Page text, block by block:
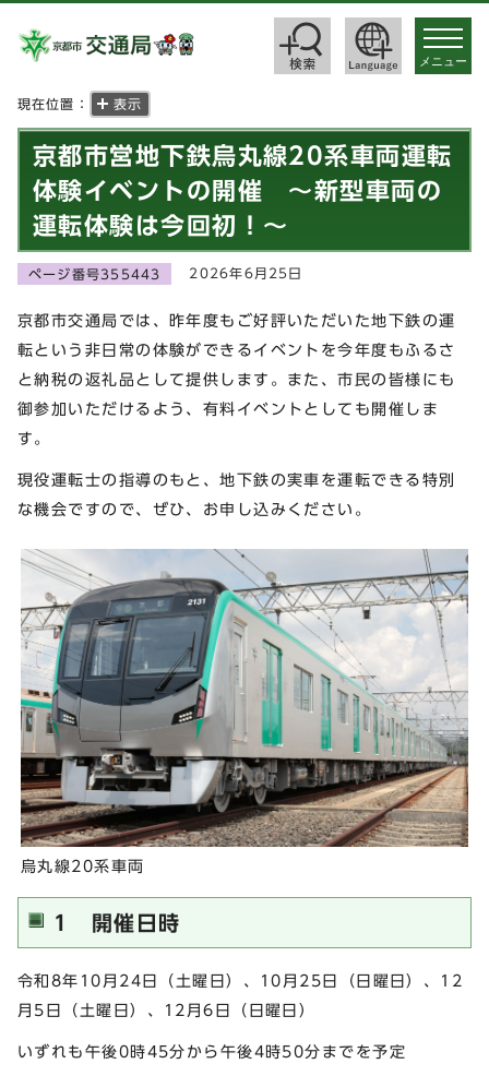
toggle
メニュー
現在位置： 表示
京都市営地下鉄烏丸線20系車両運転
体験イベントの開催 ～新型車両の
運転体験は今回初！～
ページ番号355443 2026年6月25日
京都市交通局では、昨年度もご好評いただいた地下鉄の運
転という非日常の体験ができるイベントを今年度もふるさ
と納税の返礼品として提供します。また、市民の皆様にも
御参加いただけるよう、有料イベントとしても開催しま
す。
現役運転士の指導のもと、地下鉄の実車を運転できる特別
な機会ですので、ぜひ、お申し込みください。
烏丸線20系車両
1 開催日時
令和8年10月24日（土曜日）、10月25日（日曜日）、12
月5日（土曜日）、12月6日（日曜日）
いずれも午後0時45分から午後4時50分までを予定